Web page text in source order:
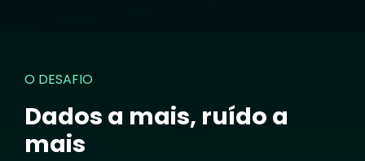
O DESAFIO
Dados a mais, ruído a
mais